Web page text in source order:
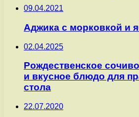
09.04.2021
Аджика с морковкой и
02.04.2025
Рождественское
и вкусное блюдо для
стола
22.07.2020